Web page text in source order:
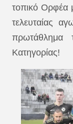
τοπικό Ορφέα
τελευταίας
πρωτάθλημα
Κατηγορίας!